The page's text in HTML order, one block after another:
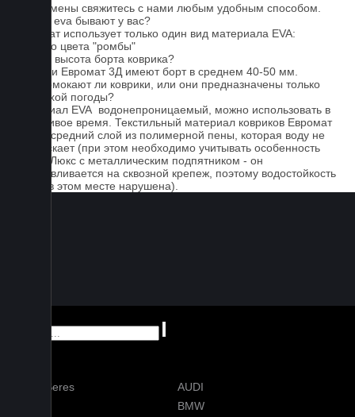
Для замены свяжитесь с нами любым удобным способом.
Серые eva бывают у вас?
Евромат использует только один вид материала EVA:
черного цвета "ромбы"
Какова высота борта коврика?
Коврики Евромат 3Д имеют борт в среднем 40-50 мм.
Не промокают ли коврики, или они предназначены только
для сухой погоды?
Материал EVA водонепроницаемый, можно использовать в
дождливое время. Текстильный материал ковриков Евромат
имеет средний слой из полимерной пены, которая воду не
пропускает (при этом необходимо учитывать особенность
серии Люкс с металлическим подпятником - он
устанавливается на сквозной крепеж, поэтому водостойкость
ковра в этом месте нарушена).
AITO Seres
AUDI
BMW